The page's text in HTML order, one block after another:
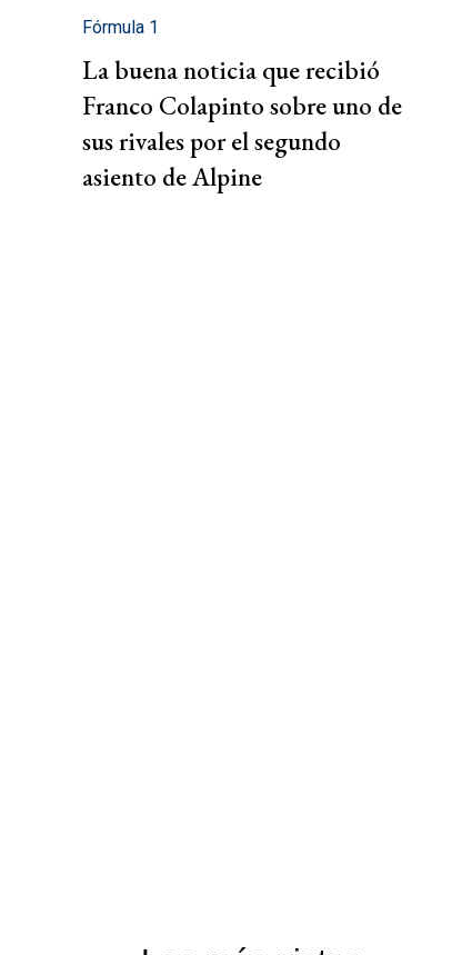
Fórmula 1
La buena noticia que recibió
Franco Colapinto sobre uno de
sus rivales por el segundo
asiento de Alpine